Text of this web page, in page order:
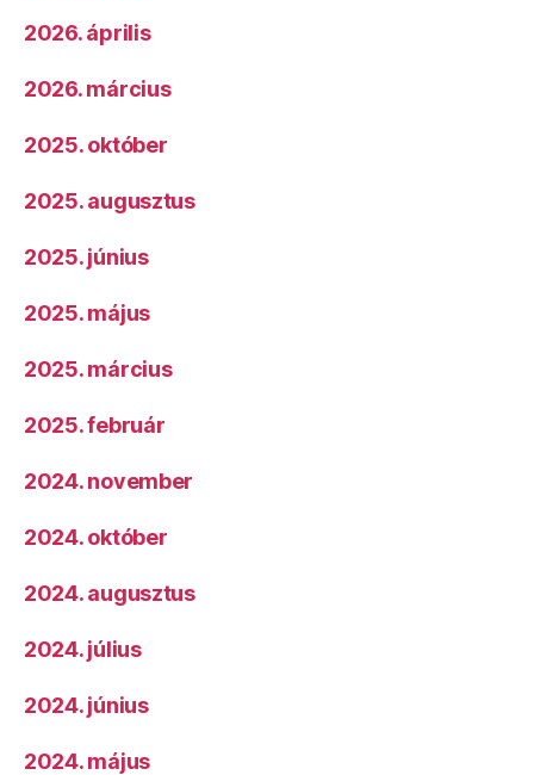
2026. április
2026. március
2025. október
2025. augusztus
2025. június
2025. május
2025. március
2025. február
2024. november
2024. október
2024. augusztus
2024. július
2024. június
2024. május